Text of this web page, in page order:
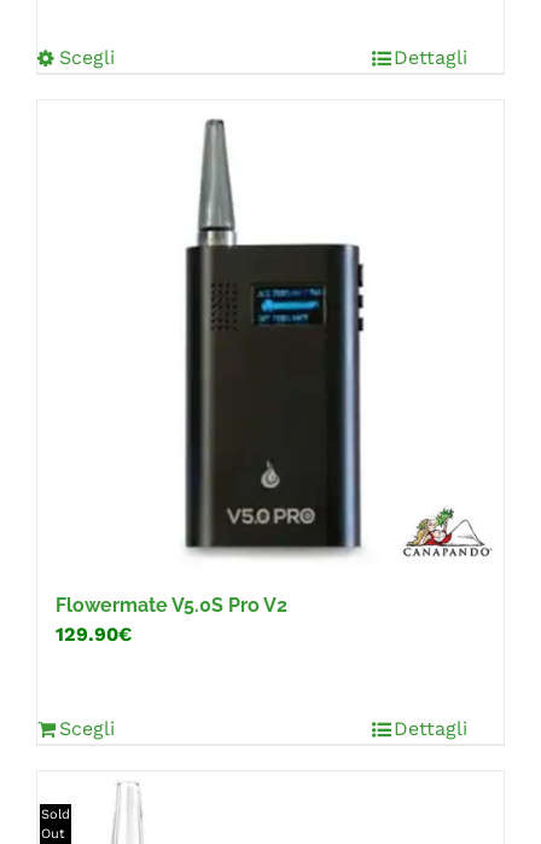
Scegli Dettagli
Flowermate V5.0S Pro V2
129.90€
Scegli Dettagli
Sold
Out